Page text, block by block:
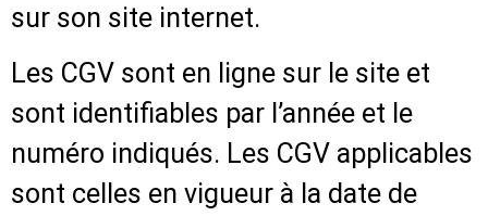
sur son site internet.
Les CGV sont en ligne sur le site et
sont identifiables par l’année et le
numéro indiqués. Les CGV applicables
sont celles en vigueur à la date de